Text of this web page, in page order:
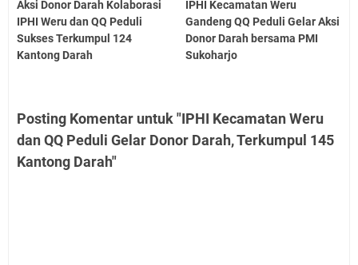
Aksi Donor Darah Kolaborasi
IPHI Weru dan QQ Peduli
Sukses Terkumpul 124
Kantong Darah
IPHI Kecamatan Weru
Gandeng QQ Peduli Gelar Aksi
Donor Darah bersama PMI
Sukoharjo
Posting Komentar untuk "IPHI Kecamatan Weru
dan QQ Peduli Gelar Donor Darah, Terkumpul 145
Kantong Darah"